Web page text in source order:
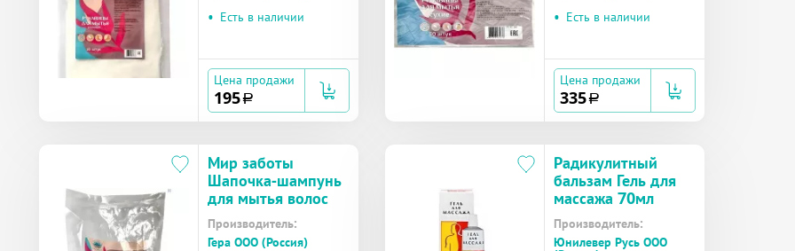
• Есть в наличии
Цена продажи
195a
• Есть в наличии
Цена продажи
335a
Мир заботы
Шапочка-шампунь
для мытья волос
Производитель:
Гера ООО (Россия)
Радикулитный
бальзам Гель для
массажа 70мл
Производитель:
Юнилевер Русь ООО